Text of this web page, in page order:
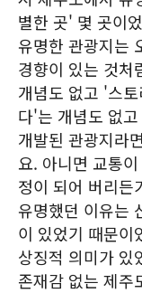
별한 곳' 몇 곳이
유명한 관광지는
경향이 있는 것
개념도 없고 '스
다'는 개념도 없
개발된 관광지라
요. 아니면 교통
정이 되어 버리든
유명했던 이유는
이 있었기 때문이
상징적 의미가 있
존재감 없는 제주